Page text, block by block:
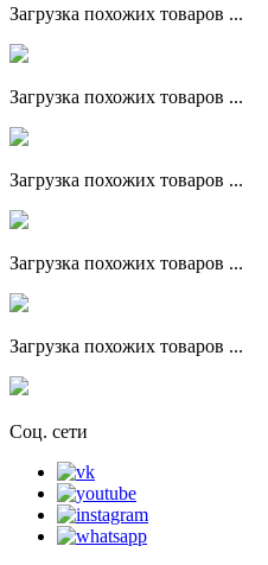
Загрузка похожих товаров ...
Загрузка похожих товаров ...
Загрузка похожих товаров ...
Загрузка похожих товаров ...
Загрузка похожих товаров ...
Соц. сети